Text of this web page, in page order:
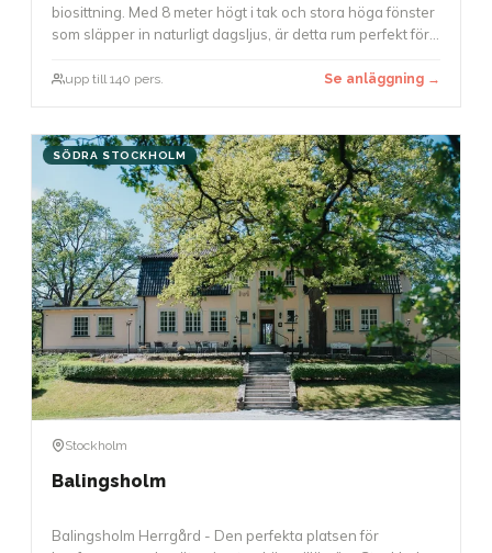
biosittning. Med 8 meter högt i tak och stora höga fönster
som släpper in naturligt dagsljus, är detta rum perfekt för
paneldebatter. Den exceptionella akustiken möjliggör
upp till 140 pers. Se anläggning →
SÖDRA STOCKHOLM
Stockholm
Balingsholm
Balingsholm Herrgård - Den perfekta platsen för